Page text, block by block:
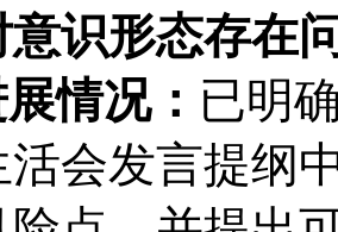
识形态存在
情况： 已明
活会发言提纲